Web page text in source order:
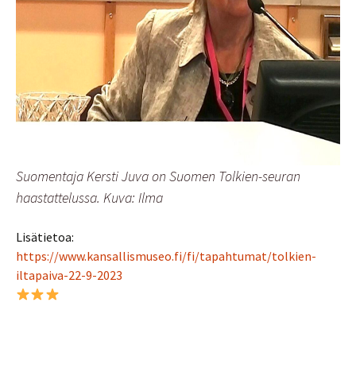
Suomentaja Kersti Juva on Suomen Tolkien-seuran
haastattelussa. Kuva: Ilma
Lisätietoa:
https://www.kansallismuseo.fi/fi/tapahtumat/tolkien-
iltapaiva-22-9-2023